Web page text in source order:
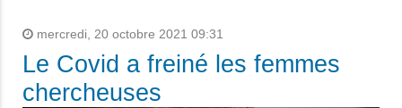
mercredi, 20 octobre 2021 09:31
Le Covid a freiné les femmes
chercheuses